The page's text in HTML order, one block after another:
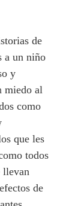
de
a un niño
y
miedo al
como
que les
todos
llevan
de